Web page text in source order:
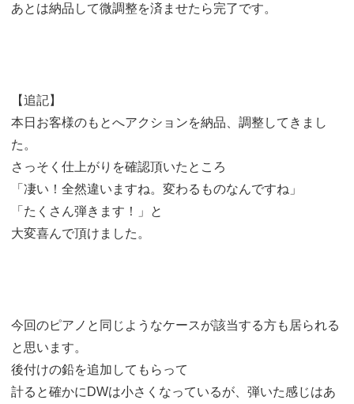
あとは納品して微調整を済ませたら完了です。
【追記】
本日お客様のもとへアクションを納品、調整してきまし
た。
さっそく仕上がりを確認頂いたところ
「凄い！全然違いますね。変わるものなんですね」
「たくさん弾きます！」と
大変喜んで頂けました。
今回のピアノと同じようなケースが該当する方も居られる
と思います。
後付けの鉛を追加してもらって
計ると確かにDWは小さくなっているが、弾いた感じはあ